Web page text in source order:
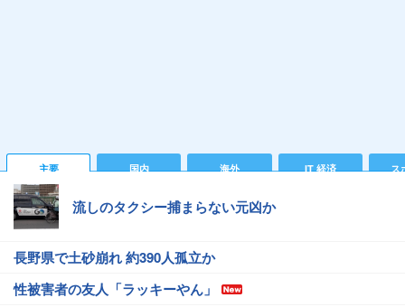
主要 国内 海外 IT 経済 ス
流しのタクシー捕まらない元凶か
長野県で土砂崩れ 約390人孤立か
性被害者の友人「ラッキーやん」